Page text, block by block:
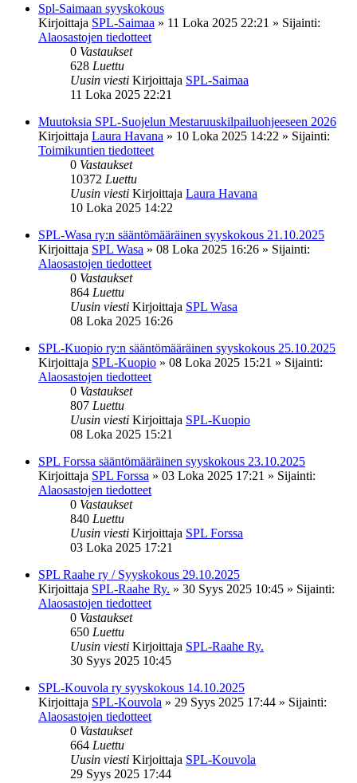
Spl-Saimaan syyskokous
Kirjoittaja SPL-Saimaa » 11 Loka 2025 22:21 » Sijainti:
Alaosastojen tiedotteet
0 Vastaukset
628 Luettu
Uusin viesti Kirjoittaja SPL-Saimaa
11 Loka 2025 22:21
Muutoksia SPL-Suojelun Mestaruuskilpailuohjeeseen 2026
Kirjoittaja Laura Havana » 10 Loka 2025 14:22 » Sijainti:
Toimikuntien tiedotteet
0 Vastaukset
10372 Luettu
Uusin viesti Kirjoittaja Laura Havana
10 Loka 2025 14:22
SPL-Wasa ry:n sääntömääräinen syyskokous 21.10.2025
Kirjoittaja SPL Wasa » 08 Loka 2025 16:26 » Sijainti:
Alaosastojen tiedotteet
0 Vastaukset
864 Luettu
Uusin viesti Kirjoittaja SPL Wasa
08 Loka 2025 16:26
SPL-Kuopio ry:n sääntömääräinen syyskokous 25.10.2025
Kirjoittaja SPL-Kuopio » 08 Loka 2025 15:21 » Sijainti:
Alaosastojen tiedotteet
0 Vastaukset
807 Luettu
Uusin viesti Kirjoittaja SPL-Kuopio
08 Loka 2025 15:21
SPL Forssa sääntömääräinen syyskokous 23.10.2025
Kirjoittaja SPL Forssa » 03 Loka 2025 17:21 » Sijainti:
Alaosastojen tiedotteet
0 Vastaukset
840 Luettu
Uusin viesti Kirjoittaja SPL Forssa
03 Loka 2025 17:21
SPL Raahe ry / Syyskokous 29.10.2025
Kirjoittaja SPL-Raahe Ry. » 30 Syys 2025 10:45 » Sijainti:
Alaosastojen tiedotteet
0 Vastaukset
650 Luettu
Uusin viesti Kirjoittaja SPL-Raahe Ry.
30 Syys 2025 10:45
SPL-Kouvola ry syyskokous 14.10.2025
Kirjoittaja SPL-Kouvola » 29 Syys 2025 17:44 » Sijainti:
Alaosastojen tiedotteet
0 Vastaukset
664 Luettu
Uusin viesti Kirjoittaja SPL-Kouvola
29 Syys 2025 17:44